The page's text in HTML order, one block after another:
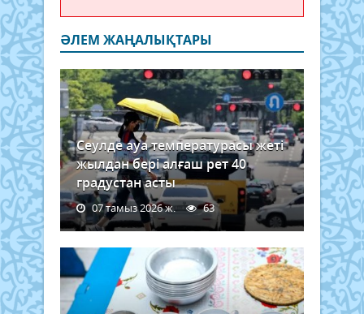
ӘЛЕМ ЖАҢАЛЫҚТАРЫ
Сеулде ауа температурасы жеті
жылдан бері алғаш рет 40
градустан асты
07 тамыз 2026 ж. 63